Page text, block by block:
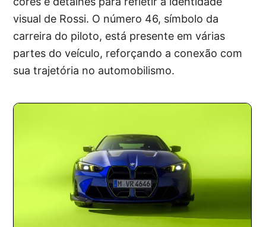
visual de Rossi. O número 46, símbolo da
carreira do piloto, está presente em várias
partes do veículo, reforçando a conexão com
sua trajetória no automobilismo.